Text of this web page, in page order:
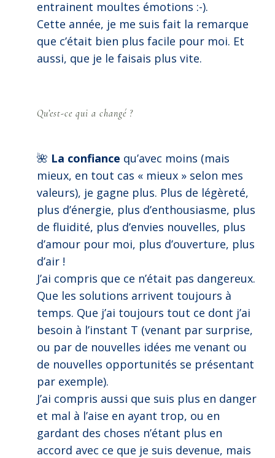
entrainent moultes émotions :-).
Cette année, je me suis fait la remarque
que c’était bien plus facile pour moi. Et
aussi, que je le faisais plus vite.
Qu’est-ce qui a changé ?
🌺 La confiance qu’avec moins (mais
mieux, en tout cas « mieux » selon mes
valeurs), je gagne plus. Plus de légèreté,
plus d’énergie, plus d’enthousiasme, plus
de fluidité, plus d’envies nouvelles, plus
d’amour pour moi, plus d’ouverture, plus
d’air !
J’ai compris que ce n’était pas dangereux.
Que les solutions arrivent toujours à
temps. Que j’ai toujours tout ce dont j’ai
besoin à l’instant T (venant par surprise,
ou par de nouvelles idées me venant ou
de nouvelles opportunités se présentant
par exemple).
J’ai compris aussi que suis plus en danger
et mal à l’aise en ayant trop, ou en
gardant des choses n’étant plus en
accord avec ce que je suis devenue, mais